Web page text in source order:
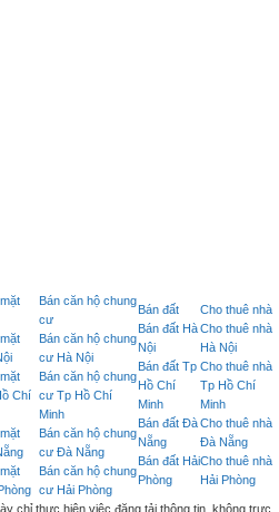
Chí
Bán căn hộ chung
cư
Bán căn hộ chung
cư Hà Nội
Bán căn hộ chung
cư Tp Hồ Chí
Minh
Bán căn hộ chung
cư Đà Nẵng
Bán căn hộ chung
cư Hải Phòng
Bán đất
Bán đất Hà
Nội
Bán đất Tp
Hồ Chí
Minh
Bán đất Đà
Nẵng
Bán đất Hải
Phòng
Cho thuê nhà
Cho thuê nhà
Hà Nội
Cho thuê nhà
Tp Hồ Chí
Minh
Cho thuê nhà
Đà Nẵng
Cho thuê nhà
Hải Phòng
chỉ thực hiện việc đăng tải thông tin, không trực